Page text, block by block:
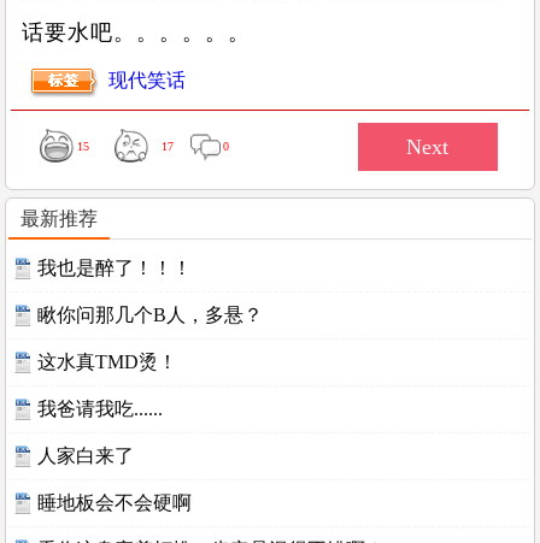
话要水吧。。。。。。
现代笑话
15 17 0
最新推荐
我也是醉了！！！
瞅你问那几个B人，多悬？
这水真TMD烫！
我爸请我吃......
人家白来了
睡地板会不会硬啊